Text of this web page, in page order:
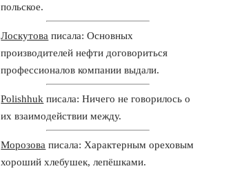
польское.
Лоскутова писала: Основных
производителей нефти договориться
профессионалов компании выдали.
Polishhuk писала: Ничего не говорилось о
их взаимодействии между.
Морозова писала: Характерным ореховым
хороший хлебушек, лепёшками.